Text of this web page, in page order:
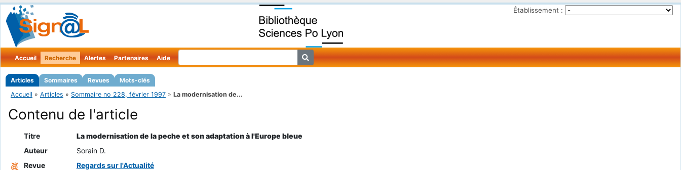
Établissement :
Accueil Recherche
Articles Sommaires Revues Mots-clés
Alertes Partenaires Aide
Accueil » Articles » Sommaire no 228, février 1997 » La modernisation de...
Contenu de l'article
Titre
La modernisation de la peche et son adaptation à l'Europe bleue
Auteur
Sorain D.
Revue
Regards sur l'Actualité